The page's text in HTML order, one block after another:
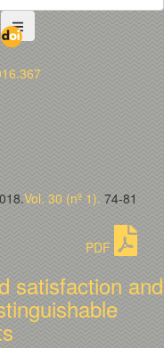
Vol. 30 (nº 1). 74-81
PDF
satisfaction and